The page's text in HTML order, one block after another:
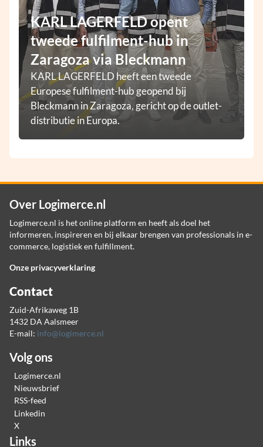
KARL LAGERFELD opent
tweede fulfilment-hub in
Zaragoza via Bleckmann
KARL LAGERFELD heeft een tweede
Europese fulfilment-hub geopend bij
Bleckmann in Zaragoza, gericht op de outlet-
distributie in Europa.
Over Logimerce.nl
Logimerce.nl is het online platform en heeft als doel het
informeren, inspireren en bij elkaar brengen van professionals in e-
commerce, logistiek en fulfillment.
Onze privacyverklaring
Contact
Zuid-Afrikaweg 1B
1432 DA Aalsmeer
E-mail: info@logimerce.nl
Volg ons
Logimerce.nl
Nieuwsbrief
RSS-feed
Linkedin
X
Links